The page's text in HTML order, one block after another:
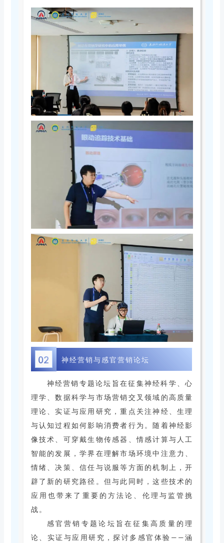
02 神经营销与感官营销论坛
神经营销专题论坛旨在征集神经科学、心
理学、数据科学与市场营销交叉领域的高质量
理论、实证与应用研究，重点关注神经、生理
与认知过程如何影响消费者行为。随着神经影
像技术、可穿戴生物传感器、情感计算与人工
智能的发展，学界在理解市场环境中注意力、
情绪、决策、信任与说服等方面的机制上，开
辟了新的研究路径。但与此同时，这些技术的
应用也带来了重要的方法论、伦理与监管挑
战。
感官营销专题论坛旨在征集高质量的理
论、实证与应用研究，探讨多感官体验——涵